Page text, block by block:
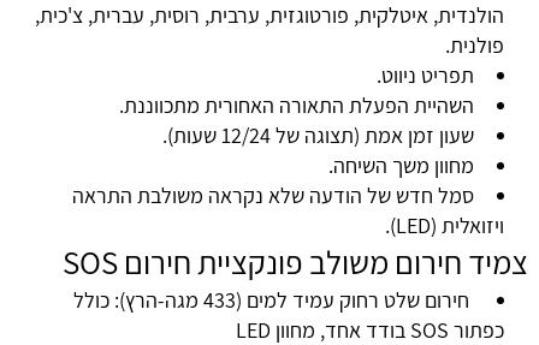
הולנדית, איטלקית, פורטוגזית, ערבית, רוסית, עברית, צ'כית,
פולנית.
תפריט ניווט.
השהיית הפעלת התאורה האחורית מתכווננת.
שעון זמן אמת (תצוגה של 12/24 שעות).
מחוון משך השיחה.
סמל חדש של הודעה שלא נקראה משולבת התראה
ויזואלית (LED).
צמיד חירום משולב פונקציית חירום SOS
חירום שלט רחוק עמיד למים (433 מגה-הרץ): כולל
כפתור SOS בודד אחד, מחוון LED